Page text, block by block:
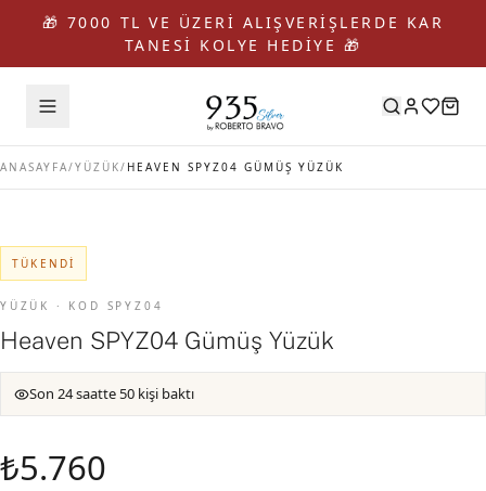
🎁 7000 TL VE ÜZERİ ALIŞVERİŞLERDE KAR
TANESİ KOLYE HEDİYE 🎁
ANASAYFA/YÜZÜK/ HEAVEN SPYZ04 GÜMÜŞ YÜZÜK
TÜKENDI
YÜZÜK · KOD SPYZ04
Heaven SPYZ04 Gümüş Yüzük
Son 24 saatte 50 kişi baktı
₺5.760